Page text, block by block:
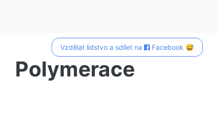
Vzdělat lidstvo a sdílet na Facebook 😅
Polymerace